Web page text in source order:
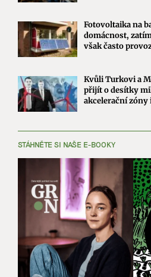
Fotovoltaika na
domácnost,
však často
Kvůli Turkovi a
přijít o desítky
akcelerační zóny
STÁHNĚTE SI NAŠE E-BOOKY